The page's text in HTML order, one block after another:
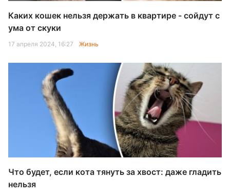
Каких кошек нельзя держать в квартире - сойдут с
ума от скуки
17 апреля 2024, 16:27 Жизнь
Что будет, если кота тянуть за хвост: даже гладить
нельзя